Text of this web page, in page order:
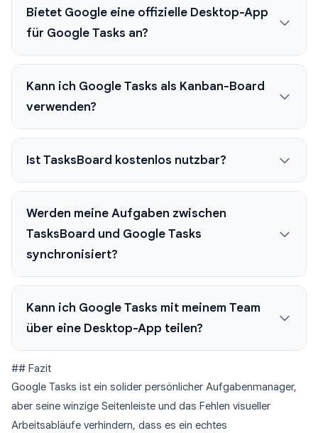
Bietet Google eine offizielle Desktop-App
für Google Tasks an?
Kann ich Google Tasks als Kanban-Board
verwenden?
Ist TasksBoard kostenlos nutzbar?
Werden meine Aufgaben zwischen
TasksBoard und Google Tasks
synchronisiert?
Kann ich Google Tasks mit meinem Team
über eine Desktop-App teilen?
## Fazit
Google Tasks ist ein solider persönlicher Aufgabenmanager,
aber seine winzige Seitenleiste und das Fehlen visueller
Arbeitsabläufe verhindern, dass es ein echtes